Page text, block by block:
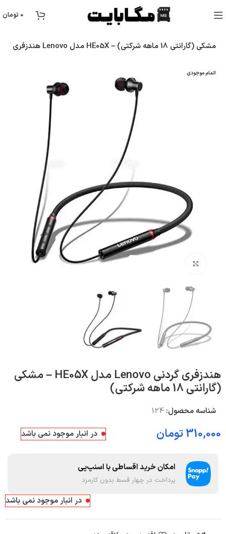
0 تومان
هندزفری گردنی Lenovo مدل HE05X – مشکی (گارانتی 18 ماهه شرکتی)
اتمام موجودی
هندزفری گردنی Lenovo مدل HE05X – مشکی
(گارانتی 18 ماهه شرکتی)
شناسه محصول:124
310,000تومان در انبار موجود نمی باشد
امکان خرید اقساطی با اسنپ‌پی
پرداخت در چهار قسط بدون کارمزد
در انبار موجود نمی باشد